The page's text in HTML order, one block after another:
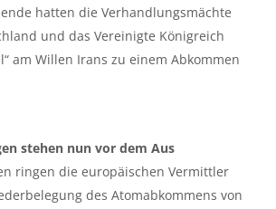
hatten die Verhandlungsmächte
und das Vereinigte Königreich
am Willen Irans zu einem Abkommen
stehen nun vor dem Aus
ringen die europäischen Vermittler
des Atomabkommens von